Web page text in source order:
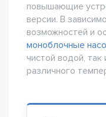
повышающие
версии. В
возможностей и
моноблочные
чистой водой,
различного